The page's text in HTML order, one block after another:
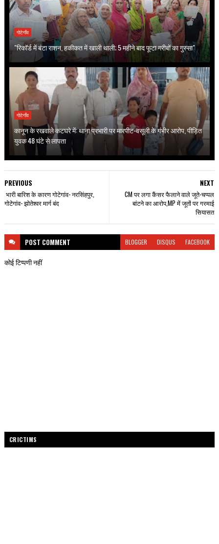
गोटेगाँव
"रिकॉर्ड में बंटा राशन, हकीकत में खाली थाली; 5 महीने बाद फूटा गरीबों का गुस्सा"
गोटेगाँव
कानून के रखवाले कटघरे में: थाना प्रभारी पर मारपीट-वसूली के गंभीर आरोप, पीड़ित
युवक 48 घंटे से लापता
NEXT
CM पर लगा कैंसर फैलाने वाले जूते-चप्पल
बांटने का आरोप,MP में जूतों पर गरमाई
सियासत
PREVIOUS
भारी बारिश के कारण गोटेगांव- नरसिंहपुर,
गोटेगांव- झोतेश्वर मार्ग बंद
POST COMMENT BLOGGER DISQUS FACEBOOK
कोई टिप्पणी नहीं
CRICTIMS